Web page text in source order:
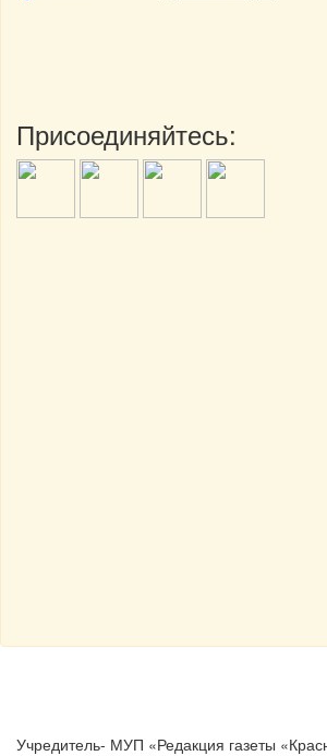
Присоединяйтесь:
Учредитель- МУП «Редакция газеты